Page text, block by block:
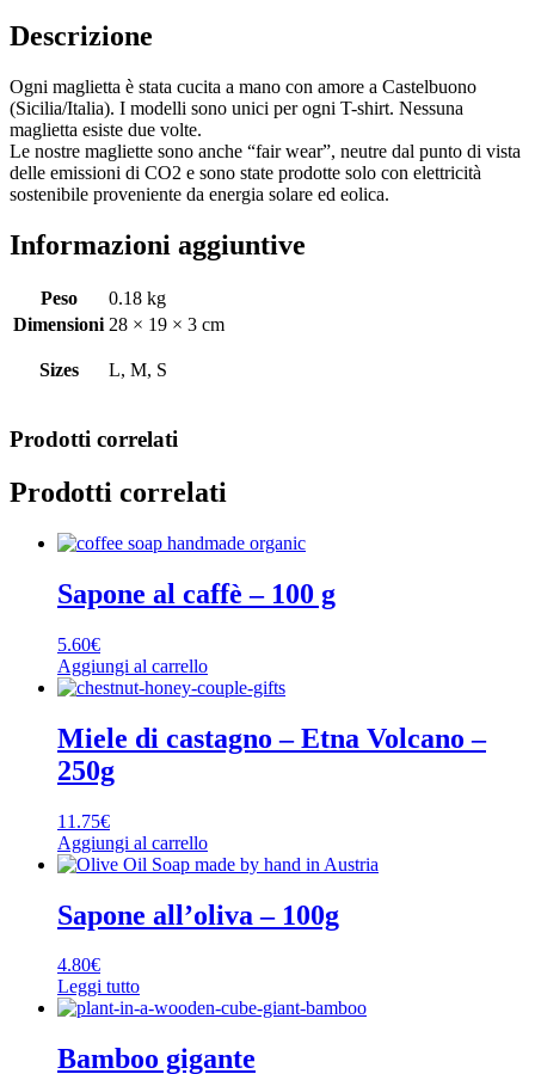
Descrizione
Ogni maglietta è stata cucita a mano con amore a Castelbuono
(Sicilia/Italia). I modelli sono unici per ogni T-shirt. Nessuna
maglietta esiste due volte.
Le nostre magliette sono anche “fair wear”, neutre dal punto di vista
delle emissioni di CO2 e sono state prodotte solo con elettricità
sostenibile proveniente da energia solare ed eolica.
Informazioni aggiuntive
Peso
0.18 kg
Dimensioni 28 × 19 × 3 cm
Sizes L, M, S
Prodotti correlati
Prodotti correlati
Sapone al caffè – 100 g
5.60€
Aggiungi al carrello
Miele di castagno – Etna Volcano –
250g
11.75€
Aggiungi al carrello
Sapone all’oliva – 100g
4.80€
Leggi tutto
Bamboo gigante